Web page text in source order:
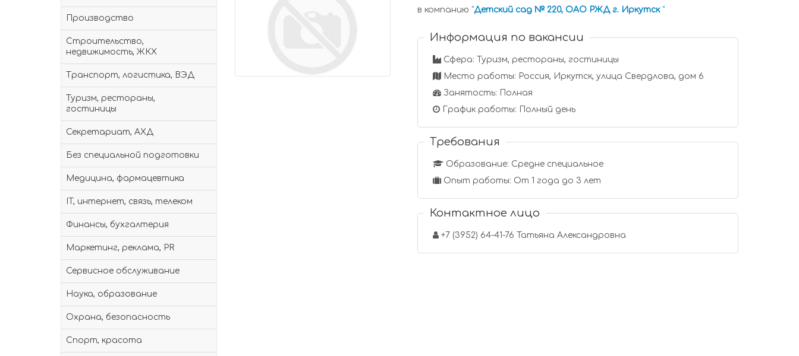
Производство
Строительство,
недвижимость, ЖКХ
Транспорт, логистика, ВЭД
Туризм, рестораны,
гостиницы
Секретариат, АХД
Без специальной подготовки
Медицина, фармацевтика
IT, интернет, связь, телеком
Финансы, бухгалтерия
Маркетинг, реклама, PR
Сервисное обслуживание
Наука, образование
Охрана, безопасность
Спорт, красота
в компанию "Детский сад № 220, ОАО РЖД г. Иркутск "
Информация по вакансии
Сфера: Туризм, рестораны, гостиницы
Место работы: Россия, Иркутск, улица Свердлова, дом 6
Занятость: Полная
График работы: Полный день
Требования
Образование: Средне специальное
Опыт работы: От 1 года до 3 лет
Контактное лицо
+7 (3952) 64-41-76 Татьяна Александровна